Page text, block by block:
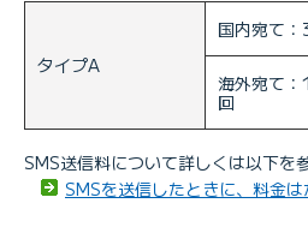
タイプA
国内宛て
海外宛て
回
SMS送信料について詳しくは以下を
SMSを送信したときに、料金